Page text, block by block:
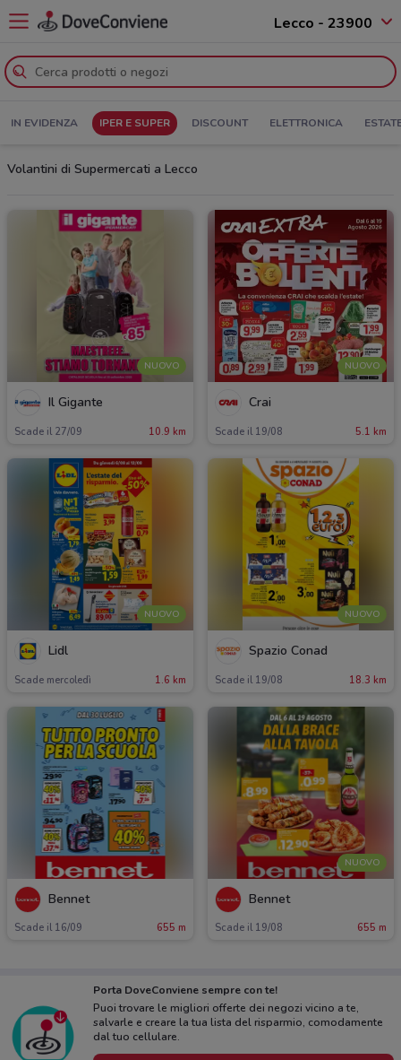
Lecco - 23900
IN EVIDENZA IPER E SUPER DISCOUNT ELETTRONICA
Volantini di Supermercati a Lecco
NUOVO
Il Gigante
Scade il 27/09 10.9 km
NUOVO
Crai
Scade il 19/08 5.1 km
NUOVO
Lidl
Scade mercoledì 1.6 km
NUOVO
Spazio Conad
Scade il 19/08 18.3 km
Bennet
Scade il 16/09 655 m
NUOVO
Bennet
Scade il 19/08 655 m
Porta DoveConviene sempre con te!
Puoi trovare le migliori offerte dei negozi vicino a te,
salvarle e creare la tua lista del risparmio, comodamente
dal tuo cellulare.